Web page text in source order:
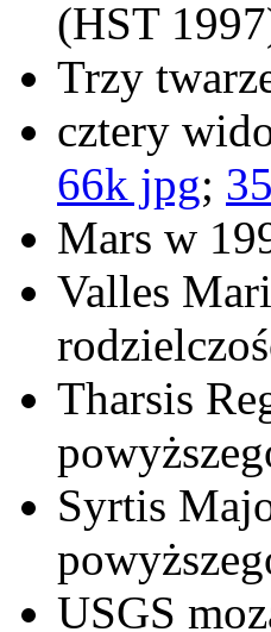
(HST
Trzy
cztery
66k jpg;
Mars w
Valles
Tharsis
Syrtis
USGS